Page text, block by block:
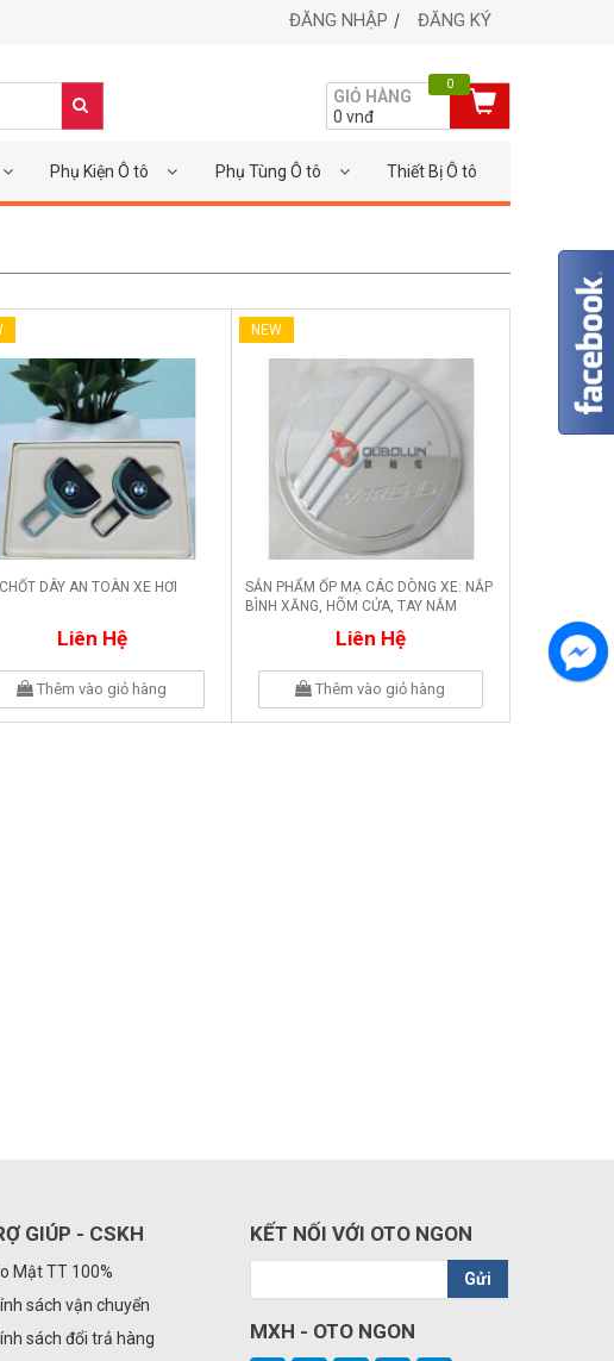
ĐĂNG NHẬP ĐĂNG KÝ
GIỎ HÀNG
0 vnđ
0
Phụ Kiện Ô tô Phụ Tùng Ô tô Thiết Bị Ô tô
DÂY AN TOÀN XE HƠI
Liên Hệ
Thêm vào giỏ hàng
NEW
SẢN PHẨM ỐP MẠ CÁC DÒNG XE: NẮP
BÌNH XĂNG, HÕM CỬA, TAY NẮM
Liên Hệ
Thêm vào giỏ hàng
GIÚP - CSKH
Mật TT 100%
sách vận chuyển
sách đổi trả hàng
KẾT NỐI VỚI OTO NGON
Gửi
MXH - OTO NGON